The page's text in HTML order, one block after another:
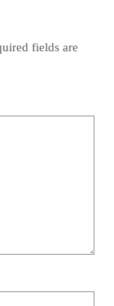
fields are